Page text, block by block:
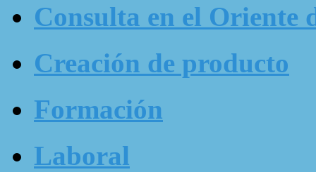
Consulta en el Oriente
Creación de producto
Formación
Laboral